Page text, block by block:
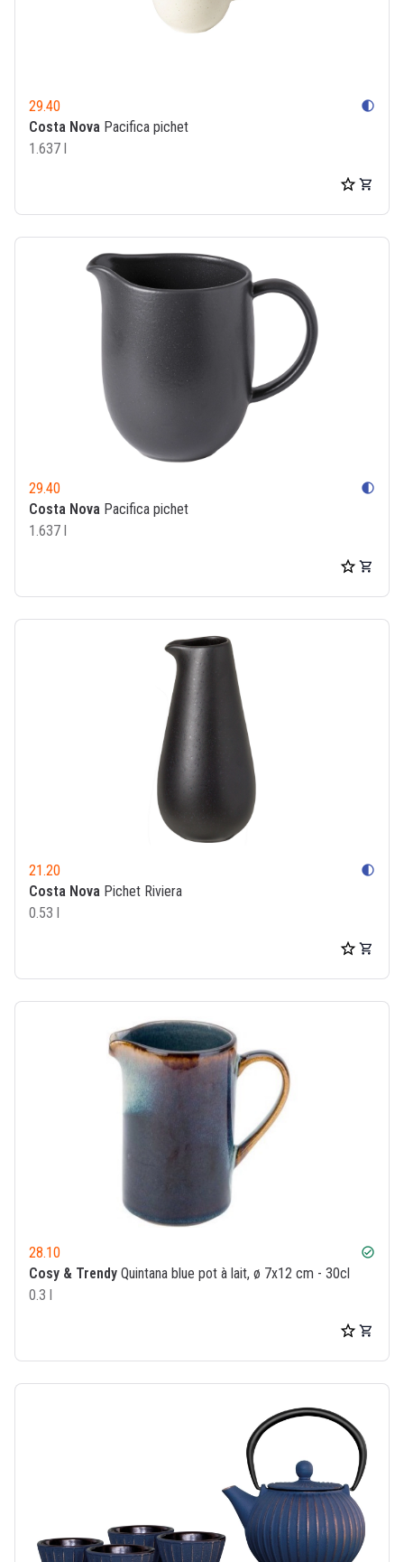
29.40 contrast
Costa Nova Pacifica pichet
1.637 l
29.40 contrast
Costa Nova Pacifica pichet
1.637 l
21.20 contrast
Costa Nova Pichet Riviera
0.53 l
28.10 check_circle
Cosy & Trendy Quintana blue pot à lait, ø 7x12 cm - 30cl
0.3 l